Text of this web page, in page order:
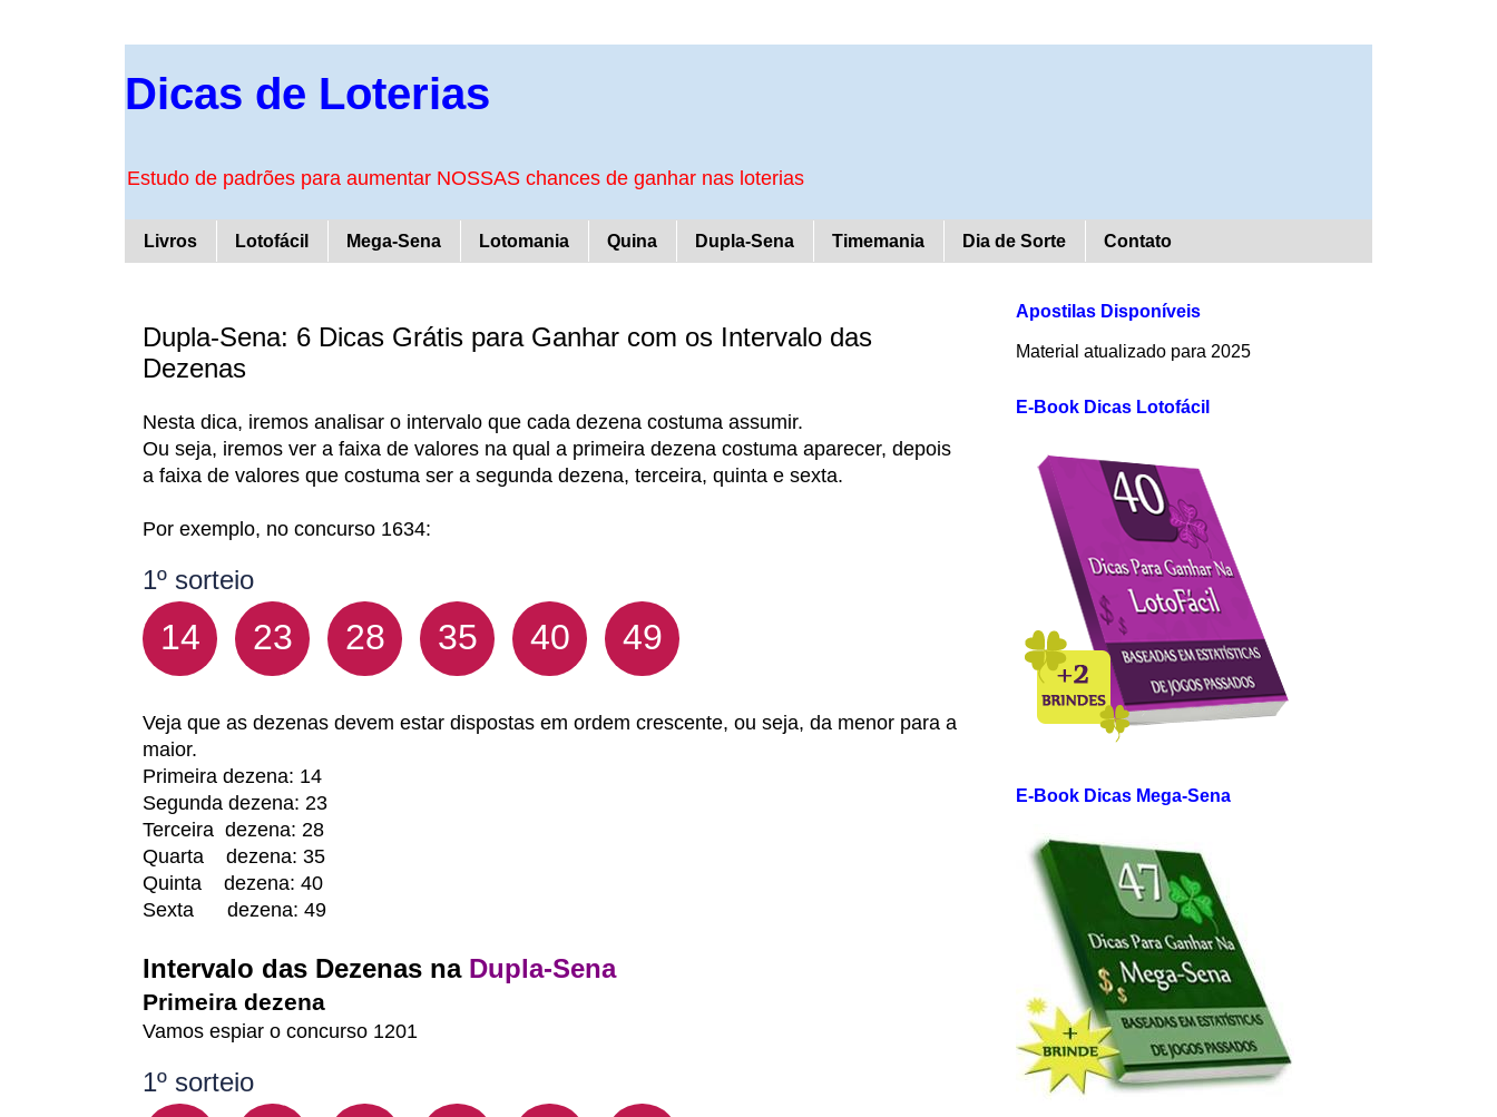
Dicas de Loterias
Estudo de padrões para aumentar NOSSAS chances de ganhar nas loterias
Livros Lotofácil Mega-Sena Lotomania Quina Dupla-Sena Timemania Dia de Sorte Contato
Dupla-Sena: 6 Dicas Grátis para Ganhar com os Intervalo das
Dezenas
Nesta dica, iremos analisar o intervalo que cada dezena costuma assumir.
Ou seja, iremos ver a faixa de valores na qual a primeira dezena costuma aparecer, depois
a faixa de valores que costuma ser a segunda dezena, terceira, quinta e sexta.
Por exemplo, no concurso 1634:
1º sorteio
14 23 28 35 40 49
Veja que as dezenas devem estar dispostas em ordem crescente, ou seja, da menor para a
maior.
Primeira dezena: 14
Segunda dezena: 23
Terceira dezena: 28
Quarta dezena: 35
Quinta dezena: 40
Sexta dezena: 49
Intervalo das Dezenas na Dupla-Sena
Primeira dezena
Vamos espiar o concurso 1201
1º sorteio
Apostilas Disponíveis
Material atualizado para 2025
E-Book Dicas Lotofácil
E-Book Dicas Mega-Sena